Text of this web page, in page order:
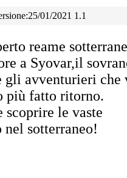
01/2021 1.1
reame
a Syovar,il
gli avventurieri che
più fatto ritorno.
le vaste
nel sotterraneo!